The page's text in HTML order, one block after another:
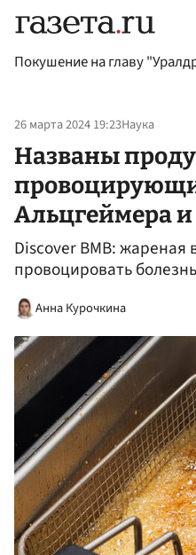
Покушение на главу
26 марта 2024 19:23Наука
Названы
Альцгеймера
Discover BMB:
провоцировать
Анна Курочкина